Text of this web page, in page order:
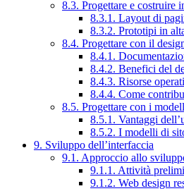
8.3. Progettare e costruire
8.3.1. Layout di
8.3.2. Prototipi in
8.4. Progettare con il
8.4.1.
8.4.2. Benefici del
8.4.3. Risorse
8.4.4. Come
8.5. Progettare con i
8.5.1. Vantaggi
8.5.2. I modelli di
9. Sviluppo dell’interfaccia
9.1. Approccio allo
9.1.1. Attività
9.1.2. Web design